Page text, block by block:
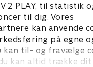
2 PLAY, til statistik
til dig. Vores
kan anvende
på egne
kan til- og fravælge
kan altid trække dit